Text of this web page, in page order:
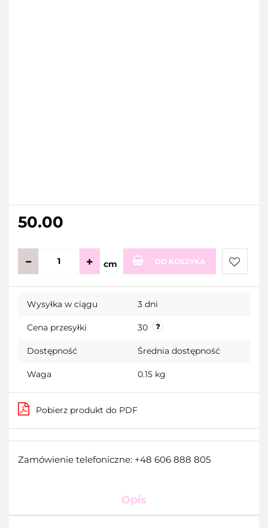
50.00
cm DO KOSZYKA
Do
Wysyłka w ciągu 3 dni
Cena przesyłki 30
Dostępność Średnia dostępność
Waga 0.15 kg
Pobierz produkt do PDF
Zamówienie telefoniczne: +48 606 888 805
Opis